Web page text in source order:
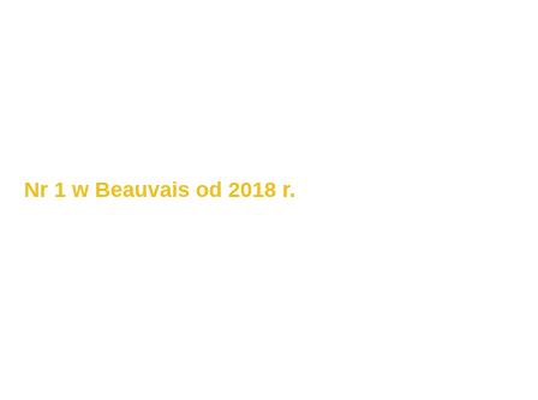
Nr 1 w Beauvais od 2018 r.